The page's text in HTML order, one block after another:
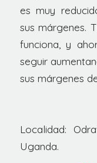
es muy
sus márgenes.
funciona, y
seguir
sus márgenes
Localidad:
Uganda.